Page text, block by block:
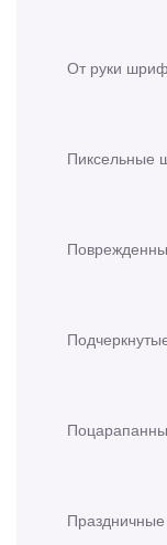
От руки
Пиксельные